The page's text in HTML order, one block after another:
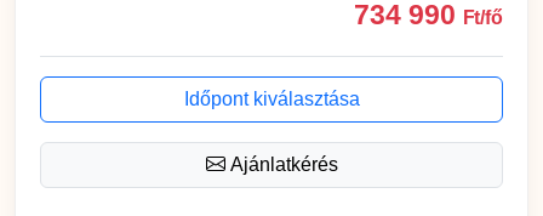
734 990 Ft/fő
Időpont kiválasztása
Ajánlatkérés